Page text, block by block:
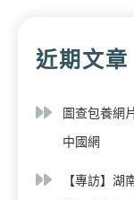
近期文章
圖查包養網
中國網
【專訪】